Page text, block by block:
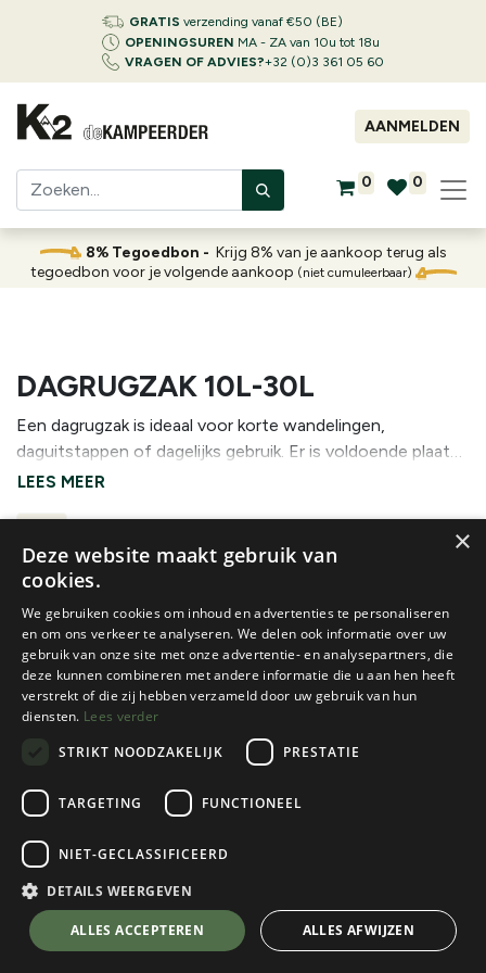
GRATIS verzending vanaf €50 (BE)
OPENINGSUREN MA - ZA van 10u tot 18u
VRAGEN OF ADVIES?+32 (0)3 361 05 60
AANMELDEN
0 0
8% Tegoedbon - Krijg 8% van je aankoop terug als
tegoedbon voor je volgende aankoop (niet cumuleerbaar)
DAGRUGZAK 10L-30L
Een dagrugzak is ideaal voor korte wandelingen,
daguitstappen of dagelijks gebruik. Er is voldoende plaats
voor eten en drinken, regenkledij, een extra warme laag en
dragen.
Afhankelijk van het model kan een dagrugzak voorzien zijn
van bevestigingen voor wandelstokken, een
compartiment voor een drinksysteem of een ventilerend
rugsysteem. Een rugpand met extra ventilatie kan op
warme dagen aangenamer aanvoelen, maar maakt de
rugzak soms wat zwaarder. Kies daarom vooral een model
dat aansluit bij jouw activiteit en het materiaal dat je
gewoonlijk meeneemt.
Twijfel je over de juiste rugzak?
RUGZAK KEUZEGIDS
Osprey
HIKELITE 26
2 color(s) available
€109,95
Deuter
×
Deze website maakt gebruik van
cookies.
We gebruiken cookies om inhoud en advertenties te personaliseren
en om ons verkeer te analyseren. We delen ook informatie over uw
gebruik van onze site met onze advertentie- en analysepartners, die
deze kunnen combineren met andere informatie die u aan hen heeft
verstrekt of die zij hebben verzameld door uw gebruik van hun
diensten. Lees verder
STRIKT NOODZAKELIJK
PRESTATIE
TARGETING FUNCTIONEEL
NIET-GECLASSIFICEERD
DETAILS WEERGEVEN
ALLES ACCEPTEREN ALLES AFWIJZEN